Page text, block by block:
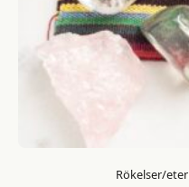
Rökelser/